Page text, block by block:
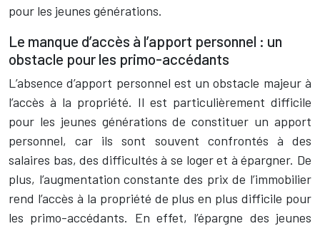
pour les jeunes générations.
Le manque d’accès à l’apport personnel : un
obstacle pour les primo-accédants
L’absence d’apport personnel est un obstacle majeur à
l’accès à la propriété. Il est particulièrement difficile
pour les jeunes générations de constituer un apport
personnel, car ils sont souvent confrontés à des
salaires bas, des difficultés à se loger et à épargner. De
plus, l’augmentation constante des prix de l’immobilier
rend l’accès à la propriété de plus en plus difficile pour
les primo-accédants. En effet, l’épargne des jeunes